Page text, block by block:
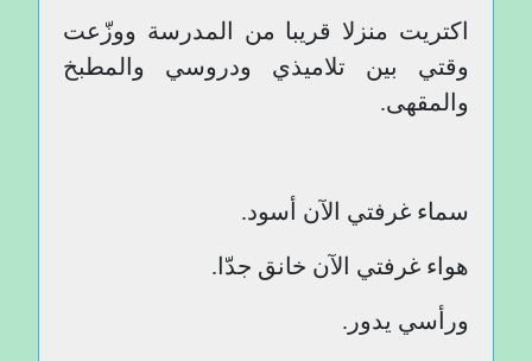
اكتريت منزلا قريبا من المدرسة ووزّعت
وقتي بين تلاميذي ودروسي والمطبخ
والمقهى.
سماء غرفتي الآن أسود.
هواء غرفتي الآن خانق جدّا.
ورأسي يدور.